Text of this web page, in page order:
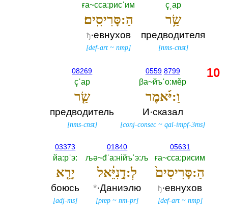
çˌар
שַׂ֥ר
предводителя
[nms-cnst]
ға~сса:рисˈим
הַ:סָּרִיסִֽים׃
ђ·евнухов
[def-art ~nmp]
0559 8799
βа~йъˈо:мěр
וַ:יֹּ֜אמֶר
И·сказал
[conj-consec ~qal-impf-3ms]
08269
çˈар
שַׂ֤ר
предводитель
[nms-cnst]
05631
ға~сса:рисим
הַ:סָּרִיסִים֙
ђ·евнухов
[def-art~ nmp]
01840
љә~đˈа:нiйъˈэ:љ
לְ:דָ֣נִיֵּ֔אל
*·Даниэлю
[prep ~nm-pr]
03373
йа:рˈэ:‎
יָרֵ֤א
боюсь
[adj-ms]
10